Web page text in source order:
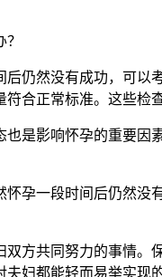
然没有成功，可以考
合正常标准。这些检
影响怀孕的重要因素
一段时间后仍然没有
共同努力的事情。保
妇都能轻而易举实现